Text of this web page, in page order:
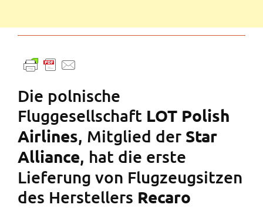
Die polnische
Fluggesellschaft LOT Polish
Airlines, Mitglied der Star
Alliance, hat die erste
Lieferung von Flugzeugsitzen
des Herstellers Recaro